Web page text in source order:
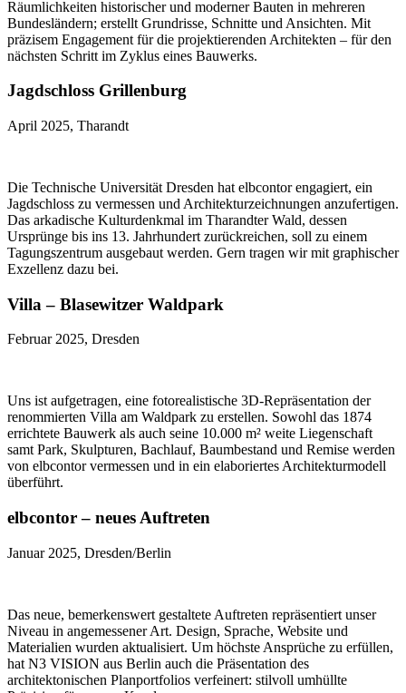
Räumlichkeiten historischer und moderner Bauten in mehreren
Bundesländern; erstellt Grundrisse, Schnitte und Ansichten. Mit
präzisem Engagement für die projektierenden Architekten – für den
nächsten Schritt im Zyklus eines Bauwerks.
Jagdschloss Grillenburg
April 2025, Tharandt
Die Technische Universität Dresden hat elbcontor engagiert, ein
Jagdschloss zu vermessen und Architekturzeichnungen anzufertigen.
Das arkadische Kulturdenkmal im Tharandter Wald, dessen
Ursprünge bis ins 13. Jahrhundert zurückreichen, soll zu einem
Tagungszentrum ausgebaut werden. Gern tragen wir mit graphischer
Exzellenz dazu bei.
Villa – Blasewitzer Waldpark
Februar 2025, Dresden
Uns ist aufgetragen, eine fotorealistische 3D-Repräsentation der
renommierten Villa am Waldpark zu erstellen. Sowohl das 1874
errichtete Bauwerk als auch seine 10.000 m² weite Liegenschaft
samt Park, Skulpturen, Bachlauf, Baumbestand und Remise werden
von elbcontor vermessen und in ein elaboriertes Architekturmodell
überführt.
elbcontor – neues Auftreten
Januar 2025, Dresden/Berlin
Das neue, bemerkenswert gestaltete Auftreten repräsentiert unser
Niveau in angemessener Art. Design, Sprache, Website und
Materialien wurden aktualisiert. Um höchste Ansprüche zu erfüllen,
hat N3 VISION aus Berlin auch die Präsentation des
architektonischen Planportfolios verfeinert: stilvoll umhüllte